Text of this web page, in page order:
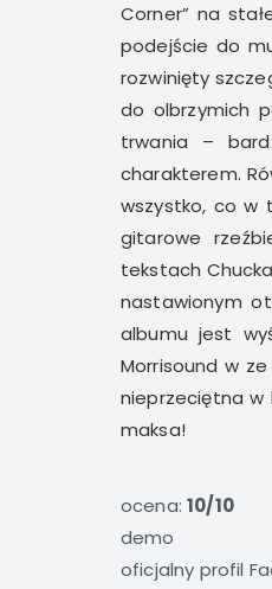
Corner” na
podejście do
rozwinięty
do olbrzymich
trwania –
charakterem.
wszystko, co w
gitarowe
tekstach
nastawionym
albumu jest
Morrisound w
nieprzeciętna
maksa!
ocena:10/10
demo
oficjalny profil